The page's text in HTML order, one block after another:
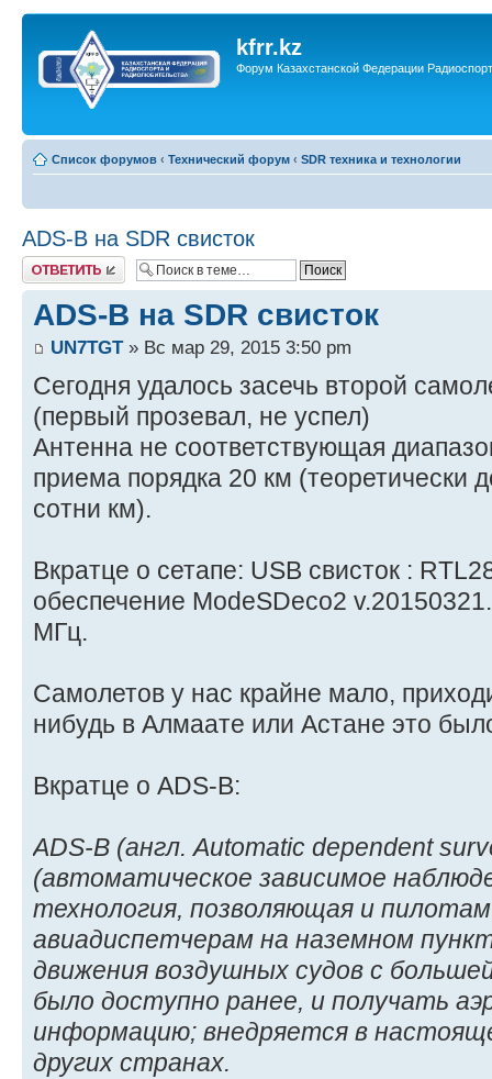
kfrr.kz
Форум Казахстанской Федерации
Список форумов ‹ Технический форум ‹ SDR техника и технологии
ADS-B на SDR свисток
Ответить
ADS-B на SDR свисток
UN7TGT» Вс мар 29, 2015 3:50 pm
Сегодня удалось засечь второй
(первый прозевал, не успел)
Антенна не соответствующая
приема порядка 20 км (теоретически
сотни км).
Вкратце о сетапе: USB свисток :
обеспечение ModeSDeco2
МГц.
Самолетов у нас крайне мало,
нибудь в Алмаате или Астане это
Вкратце о ADS-B:
ADS-B (англ. Automatic dependent
(автоматическое зависимое
технология, позволяющая и
авиадиспетчерам на наземном
движения воздушных судов с
было доступно ранее, и получать
информацию; внедряется в
других странах.